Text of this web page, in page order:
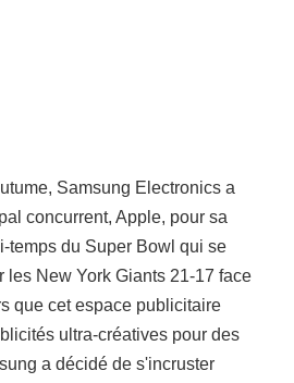
Samsung Electronics a
concurrent, Apple, pour sa
temps du Super Bowl qui se
les New York Giants 21-17 face
que cet espace publicitaire
ultra-créatives pour des
a décidé de s'incruster